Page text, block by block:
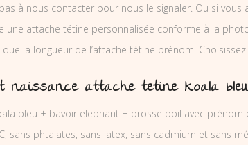
à nous contacter pour nous le signaler. Ou si
une attache tétine personnalisée conforme à la
la longueur de l’attache tétine prénom.
attache tetine koala
bleu + bavoir elephant + brosse poil avec
sans phtalates, sans latex, sans cadmium et sans